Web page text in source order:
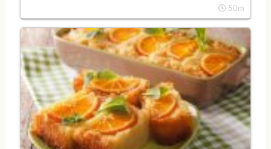
50m